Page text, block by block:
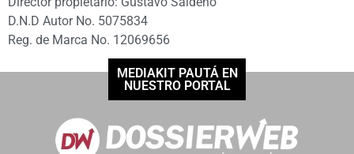
D.N.D Autor No. 5075834
Reg. de Marca No. 12069656
MEDIAKIT PAUTÁ EN
NUESTRO PORTAL